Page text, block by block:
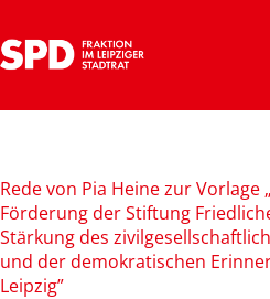
Inhalt
springen
Rede von Pia Heine zur
Förderung der Stiftung
Stärkung des
und der demokratischen
Leipzig”